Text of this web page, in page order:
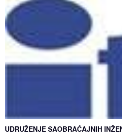
UDRUŽENJE SAOBRAĆAJNIH